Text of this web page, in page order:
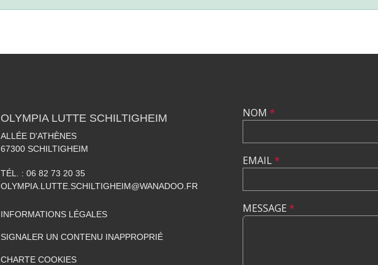
OLYMPIA LUTTE SCHILTIGHEIM
ALLÉE D'ATHÈNES
67300 SCHILTIGHEIM
TÉL. : 06 82 73 20 35
OLYMPIA.LUTTE.SCHILTIGHEIM@WANADOO.FR
INFORMATIONS LÉGALES
SIGNALER UN CONTENU INAPPROPRIÉ
CHARTE COOKIES
NOM *
EMAIL*
MESSAGE *